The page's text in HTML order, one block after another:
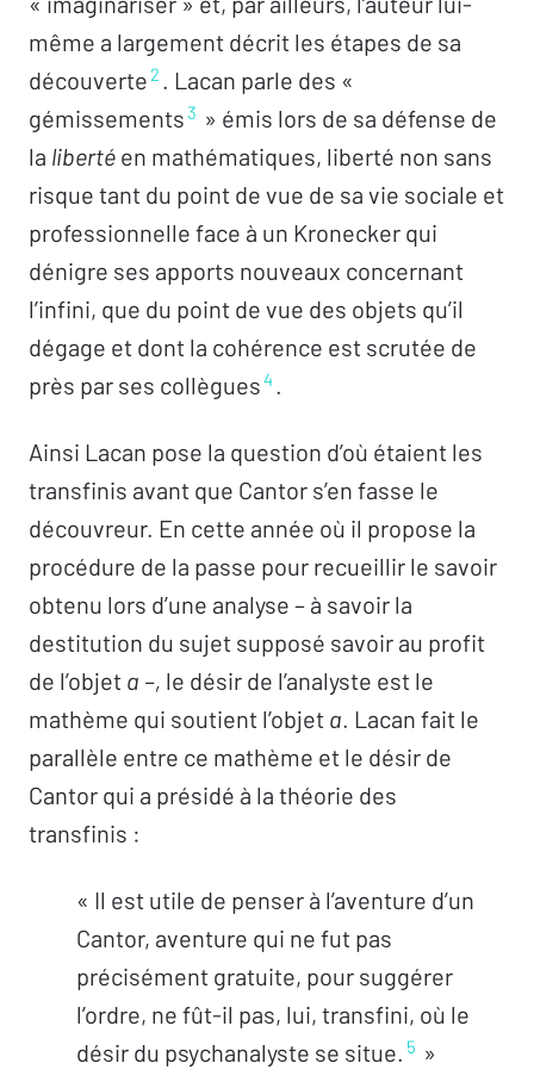
même a largement décrit les étapes de sa
découverte 2 . Lacan parle des «
gémissements3 » émis lors de sa défense de
la liberté en mathématiques, liberté non sans
risque tant du point de vue de sa vie sociale et
professionnelle face à un Kronecker qui
dénigre ses apports nouveaux concernant
l’infini, que du point de vue des objets qu’il
dégage et dont la cohérence est scrutée de
près par ses collègues4.
Ainsi Lacan pose la question d’où étaient les
transfinis avant que Cantor s’en fasse le
découvreur. En cette année où il propose la
procédure de la passe pour recueillir le savoir
obtenu lors d’une analyse – à savoir la
destitution du sujet supposé savoir au profit
de l’objet a –, le désir de l’analyste est le
mathème qui soutient l’objet a. Lacan fait le
parallèle entre ce mathème et le désir de
Cantor qui a présidé à la théorie des
transfinis :
« Il est utile de penser à l’aventure d’un
Cantor, aventure qui ne fut pas
précisément gratuite, pour suggérer
l’ordre, ne fût-il pas, lui, transfini, où le
désir du psychanalyste se situe. 5 »